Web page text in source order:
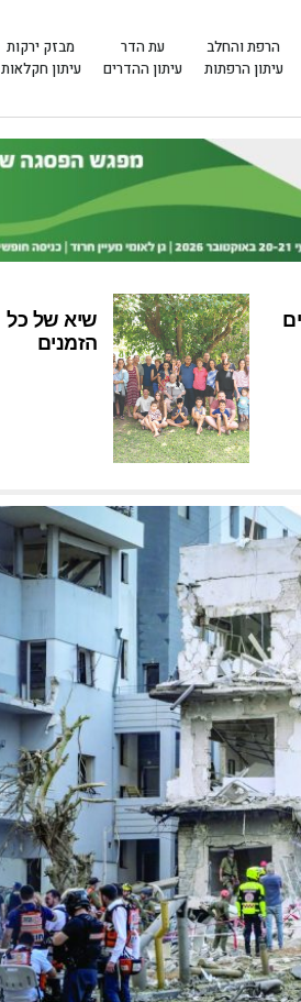
הרפת והחלב
עיתון הרפתות
עת הדר
עיתון ההדרים
מבזק ירקות
עיתון חקלאות
שיא של כל
הזמנים